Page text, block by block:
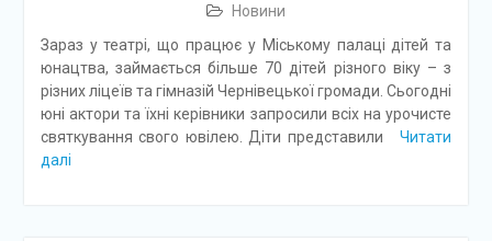
Новини
Зараз у театрі, що працює у Міському палаці дітей та
юнацтва, займається більше 70 дітей різного віку – з
різних ліцеїв та гімназій Чернівецької громади. Сьогодні
юні актори та їхні керівники запросили всіх на урочисте
святкування свого ювілею. Діти представили
Читати
далі